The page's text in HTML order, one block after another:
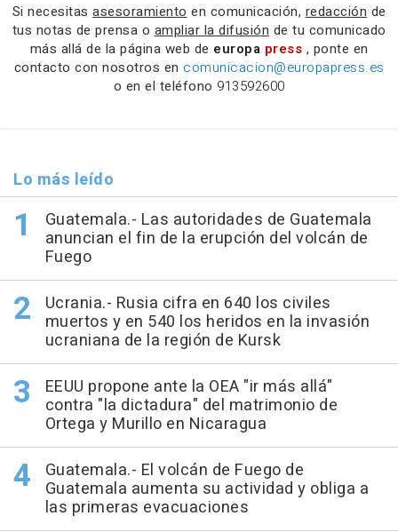
Si necesitas asesoramiento en comunicación, redacción de
tus notas de prensa o ampliar la difusión de tu comunicado
más allá de la página web de europa press , ponte en
contacto con nosotros en comunicacion@europapress.es
o en el teléfono 913592600
Lo más leído
Guatemala.- Las autoridades de Guatemala
anuncian el fin de la erupción del volcán de
Fuego
Ucrania.- Rusia cifra en 640 los civiles
muertos y en 540 los heridos en la invasión
ucraniana de la región de Kursk
EEUU propone ante la OEA "ir más allá"
contra "la dictadura" del matrimonio de
Ortega y Murillo en Nicaragua
Guatemala.- El volcán de Fuego de
Guatemala aumenta su actividad y obliga a
las primeras evacuaciones